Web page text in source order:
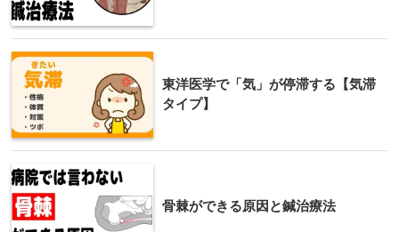
東洋医学で「気」が停滞する【気滞
タイプ】
骨棘ができる原因と鍼治療法